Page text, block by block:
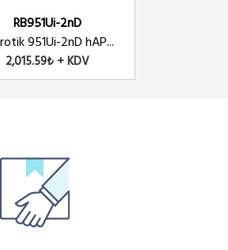
RB951Ui-2nD
951Ui-2nD hAP...
2,015.59₺ + KDV